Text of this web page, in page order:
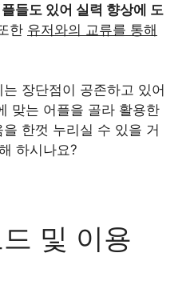
들도 있어 실력 향상에 도
한 유저와의 교류를 통해
장단점이 공존하고 있어
맞는 어플을 골라 활용한
한껏 누리실 수 있을 거
하시나요?
및 이용